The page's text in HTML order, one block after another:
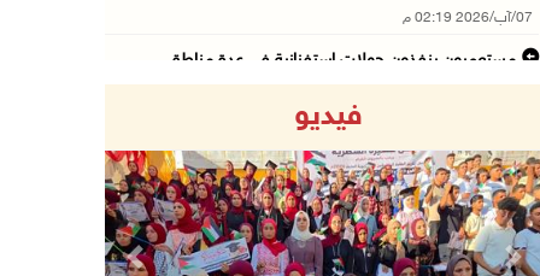
07/آب/2026 02:19 م
مستعمرون ينفذون جولات استفزازية في عدة مناطق ...
07/آب/2026 01:41 م
مستعمرون يهاجمون صهريجا للمياه في خلايل اللوز ...
07/آب/2026 01:38 م
فيديو
Previous Next